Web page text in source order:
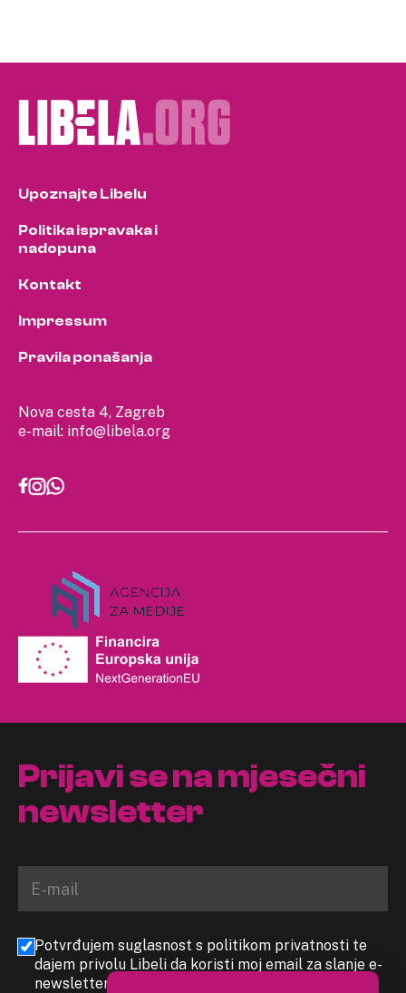
Nova cesta 4, Zagreb
e-mail: info@libela.org
Upoznajte Libelu
Politika ispravaka i
nadopuna
Kontakt
Impressum
Pravila ponašanja
Prijavi se na mjesečni
newsletter
Potvrđujem suglasnost s politikom privatnosti te
dajem privolu Libeli da koristi moj email za slanje e-
newslettera